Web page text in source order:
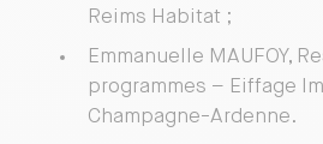
Reims Habitat ;
Emmanuelle MAUFOY,
programmes – Eiffage
Champagne-Ardenne.